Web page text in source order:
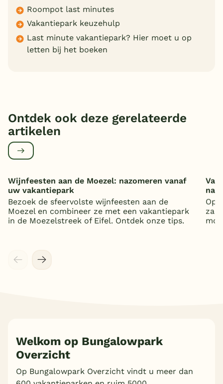
Roompot last minutes
Vakantiepark keuzehulp
Last minute vakantiepark? Hier moet u op
letten bij het boeken
Ontdek ook deze gerelateerde
artikelen
Wijnfeesten aan de Moezel: nazomeren vanaf
uw vakantiepark
Bezoek de sfeervolste wijnfeesten aan de
Moezel en combineer ze met een vakantiepark
in de Moezelstreek of Eifel. Ontdek onze tips.
Op
Welkom op Bungalowpark
Overzicht
Op Bungalowpark Overzicht vindt u meer dan